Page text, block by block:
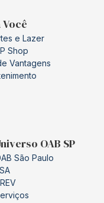
e Lazer
Shop
Vantagens
OAB SP
São Paulo